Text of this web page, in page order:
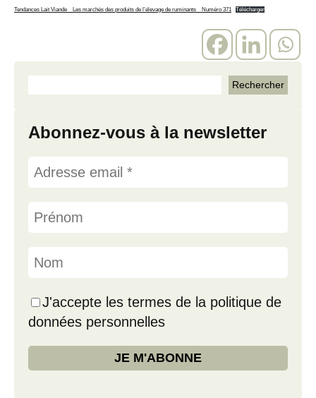
Tendances Lait Viande _ Les marchés des produits de l’élevage de ruminants _ Numéro 371 Télécharger
Abonnez-vous à la newsletter
J'accepte les termes de la politique de
données personnelles